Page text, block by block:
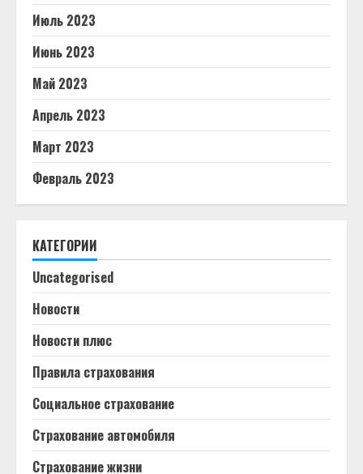
Июль 2023
Июнь 2023
Май 2023
Апрель 2023
Март 2023
Февраль 2023
КАТЕГОРИИ
Uncategorised
Новости
Новости плюс
Правила страхования
Социальное страхование
Страхование автомобиля
Страхование жизни